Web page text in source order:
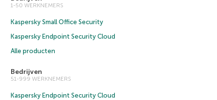
1-50 WERKNEMERS
Kaspersky Small Office Security
Kaspersky Endpoint Security Cloud
Alle producten
Bedrijven
51-999 WERKNEMERS
Kaspersky Endpoint Security Cloud